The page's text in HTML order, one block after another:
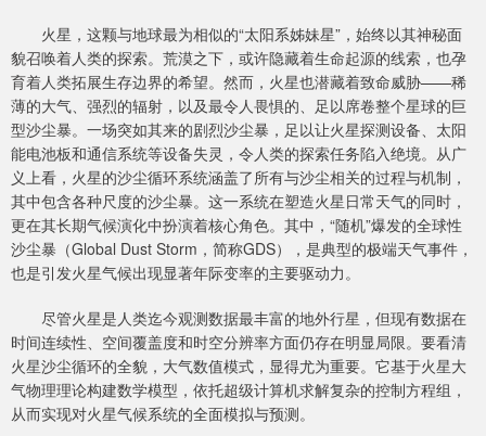
火星，这颗与地球最为相似的“太阳系姊妹星”，始终以其神秘面
貌召唤着人类的探索。荒漠之下，或许隐藏着生命起源的线索，也孕
育着人类拓展生存边界的希望。然而，火星也潜藏着致命威胁——稀
薄的大气、强烈的辐射，以及最令人畏惧的、足以席卷整个星球的巨
型沙尘暴。一场突如其来的剧烈沙尘暴，足以让火星探测设备、太阳
能电池板和通信系统等设备失灵，令人类的探索任务陷入绝境。从广
义上看，火星的沙尘循环系统涵盖了所有与沙尘相关的过程与机制，
其中包含各种尺度的沙尘暴。这一系统在塑造火星日常天气的同时，
更在其长期气候演化中扮演着核心角色。其中，“随机”爆发的全球性
沙尘暴（Global Dust Storm，简称GDS），是典型的极端天气事件，
也是引发火星气候出现显著年际变率的主要驱动力。
尽管火星是人类迄今观测数据最丰富的地外行星，但现有数据在
时间连续性、空间覆盖度和时空分辨率方面仍存在明显局限。要看清
火星沙尘循环的全貌，大气数值模式，显得尤为重要。它基于火星大
气物理理论构建数学模型，依托超级计算机求解复杂的控制方程组，
从而实现对火星气候系统的全面模拟与预测。